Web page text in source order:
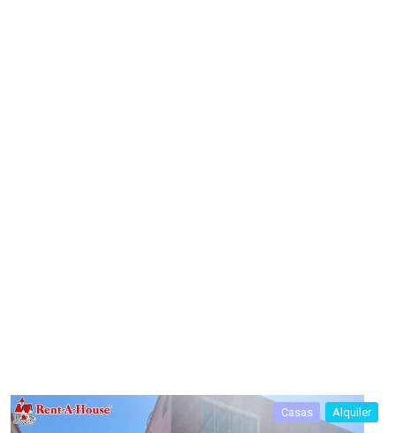
Casas Alquiler